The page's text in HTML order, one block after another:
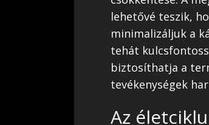
lehetővé teszik,
minimalizáljuk a
tehát
biztosíthatja a
tevékenységek
Az